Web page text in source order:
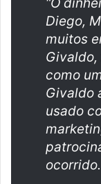
“O
Diego,
muitos
como
Givaldo
usado
ocorrido.